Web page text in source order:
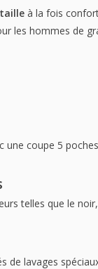
à la fois
les hommes de
une coupe 5
telles que le
de lavages